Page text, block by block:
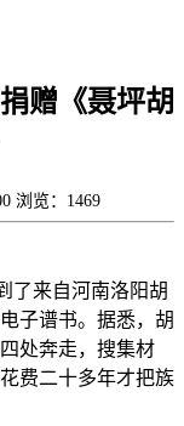
赠《聂坪胡
浏览：1469
了来自河南洛阳胡
子谱书。据悉，胡
处奔走，搜集材
费二十多年才把族